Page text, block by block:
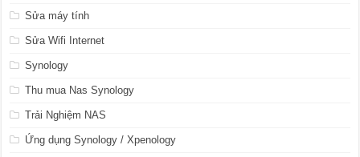
Sửa máy tính
Sửa Wifi Internet
Synology
Thu mua Nas Synology
Trải Nghiệm NAS
Ứng dụng Synology / Xpenology